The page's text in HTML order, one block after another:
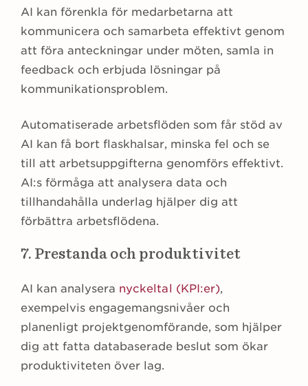
AI kan förenkla för medarbetarna att
kommunicera och samarbeta effektivt genom
att föra anteckningar under möten, samla in
feedback och erbjuda lösningar på
kommunikationsproblem.
Automatiserade arbetsflöden som får stöd av
AI kan få bort flaskhalsar, minska fel och se
till att arbetsuppgifterna genomförs effektivt.
AI:s förmåga att analysera data och
tillhandahålla underlag hjälper dig att
förbättra arbetsflödena.
7. Prestanda och produktivitet
AI kan analysera nyckeltal (KPI:er),
exempelvis engagemangsnivåer och
planenligt projektgenomförande, som hjälper
dig att fatta databaserade beslut som ökar
produktiviteten över lag.